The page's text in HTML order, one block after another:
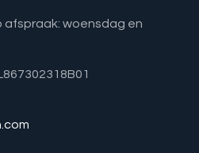
afspraak: woensdag en